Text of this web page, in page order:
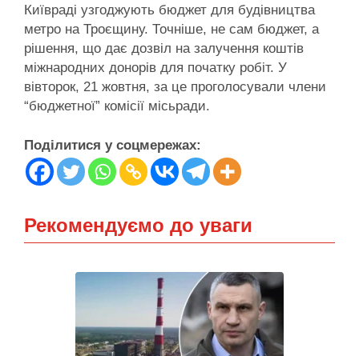
Київраді узгоджують бюджет для будівництва
метро на Троєщину. Точніше, не сам бюджет, а
рішення, що дає дозвіл на залучення коштів
міжнародних донорів для початку робіт. У
вівторок, 21 жовтня, за це проголосували члени
“бюджетної” комісії місьради.
Поділитися у соцмережах:
Рекомендуємо до уваги